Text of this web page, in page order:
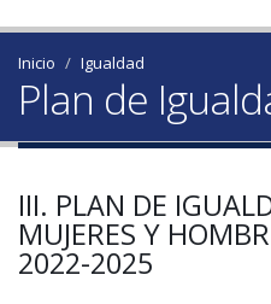
Inicio Igualdad
Plan de
III. PLAN DE
MUJERES Y
2022-2025